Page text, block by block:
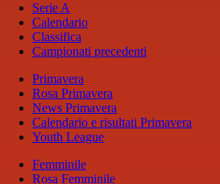
Serie A
Calendario
Classifica
Campionati precedenti
Primavera
Rosa Primavera
News Primavera
Calendario e risultati Primavera
Youth League
Femminile
Rosa Femminile